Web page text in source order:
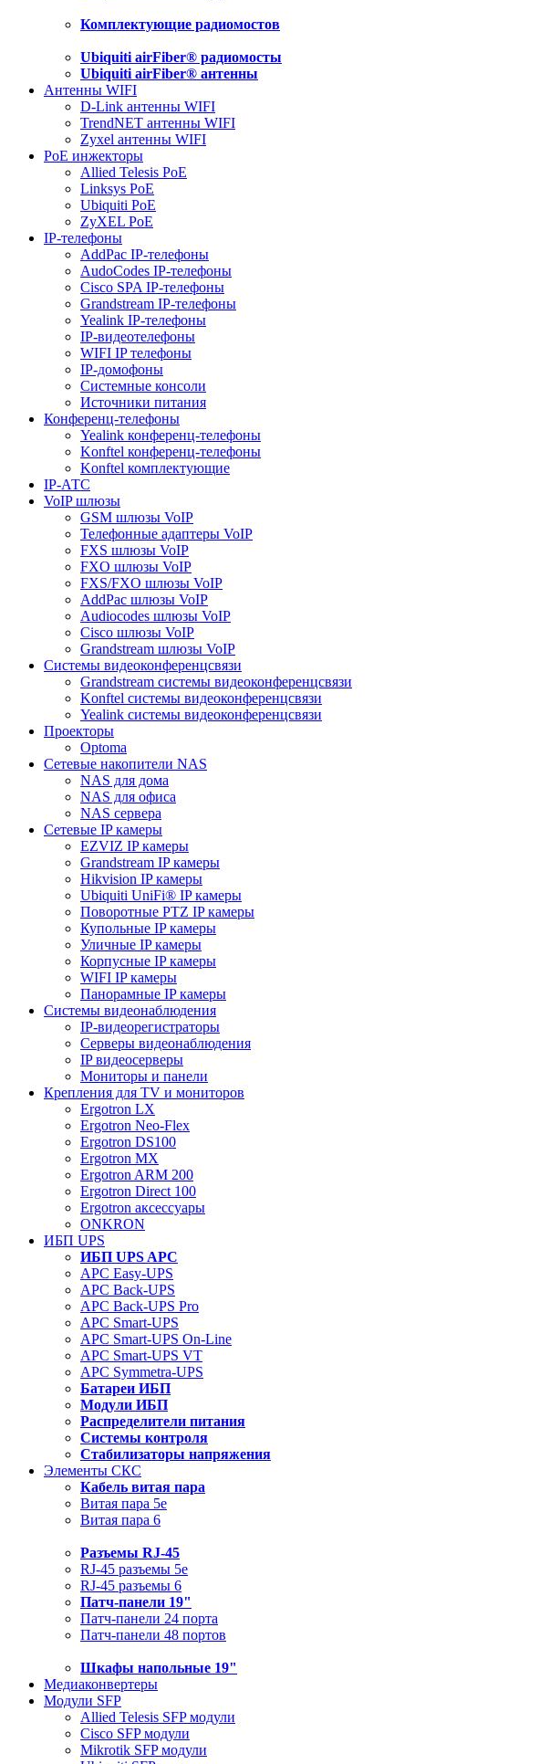
Комплектующие радиомостов
Ubiquiti airFiber® радиомосты
Ubiquiti airFiber® антенны
Антенны WIFI
D-Link антенны WIFI
TrendNET антенны WIFI
Zyxel антенны WIFI
PoE инжекторы
Allied Telesis PoE
Linksys PoE
Ubiquiti PoE
ZyXEL PoE
IP-телефоны
AddPac IP-телефоны
AudoCodes IP-телефоны
Cisco SPA IP-телефоны
Grandstream IP-телефоны
Yealink IP-телефоны
IP-видеотелефоны
WIFI IP телефоны
IP-домофоны
Системные консоли
Источники питания
Конференц-телефоны
Yealink конференц-телефоны
Konftel конференц-телефоны
Konftel комплектующие
IP-АТС
VoIP шлюзы
GSM шлюзы VoIP
Телефонные адаптеры VoIP
FXS шлюзы VoIP
FXO шлюзы VoIP
FXS/FXO шлюзы VoIP
AddPac шлюзы VoIP
Audiocodes шлюзы VoIP
Cisco шлюзы VoIP
Grandstream шлюзы VoIP
Системы видеоконференцсвязи
Grandstream системы видеоконференцсвязи
Konftel системы видеоконференцсвязи
Yealink системы видеоконференцсвязи
Проекторы
Optoma
Сетевые накопители NAS
NAS для дома
NAS для офиса
NAS сервера
Сетевые IP камеры
EZVIZ IP камеры
Grandstream IP камеры
Hikvision IP камеры
Ubiquiti UniFi® IP камеры
Поворотные PTZ IP камеры
Купольные IP камеры
Уличные IP камеры
Корпусные IP камеры
WIFI IP камеры
Панорамные IP камеры
Системы видеонаблюдения
IP-видеорегистраторы
Серверы видеонаблюдения
IP видеосерверы
Мониторы и панели
Крепления для TV и мониторов
Ergotron LX
Ergotron Neo-Flex
Ergotron DS100
Ergotron MX
Ergotron ARM 200
Ergotron Direct 100
Ergotron аксессуары
ONKRON
ИБП UPS
ИБП UPS APC
APC Easy-UPS
APC Back-UPS
APC Back-UPS Pro
APC Smart-UPS
APC Smart-UPS On-Line
APC Smart-UPS VT
APC Symmetra-UPS
Батареи ИБП
Модули ИБП
Распределители питания
Системы контроля
Стабилизаторы напряжения
Элементы СКС
Кабель витая пара
Витая пара 5e
Витая пара 6
Разъемы RJ-45
RJ-45 разъемы 5e
RJ-45 разъемы 6
Патч-панели 19"
Патч-панели 24 порта
Патч-панели 48 портов
Шкафы напольные 19"
Медиаконвертеры
Модули SFP
Allied Telesis SFP модули
Cisco SFP модули
Mikrotik SFP модули